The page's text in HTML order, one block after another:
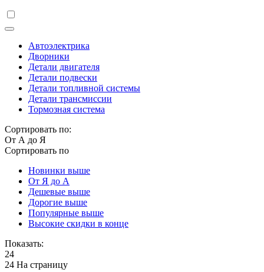
Автоэлектрика
Дворники
Детали двигателя
Детали подвески
Детали топливной системы
Детали трансмиссии
Тормозная система
Сортировать по:
От А до Я
Сортировать по
Новинки выше
От Я до А
Дешевые выше
Дорогие выше
Популярные выше
Высокие скидки в конце
Показать:
24
24 На страницу